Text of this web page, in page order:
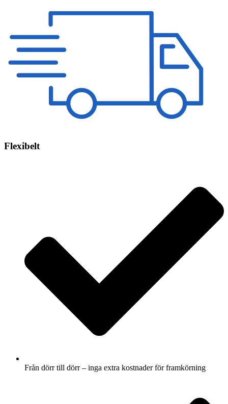
Flexibelt
Från dörr till dörr – inga extra kostnader för framkörning